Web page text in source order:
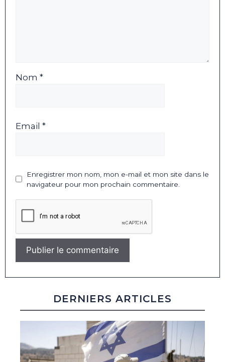
Nom *
Email *
Enregistrer mon nom, mon e-mail et mon site dans le
navigateur pour mon prochain commentaire.
DERNIERS ARTICLES